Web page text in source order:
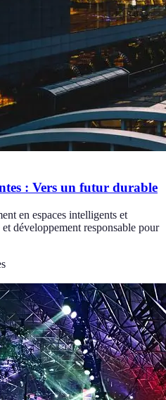
: Vers un futur durable
en espaces intelligents et
développement responsable pour